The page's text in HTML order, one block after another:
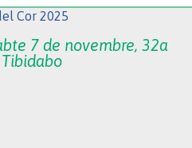
7 de novembre, 32a